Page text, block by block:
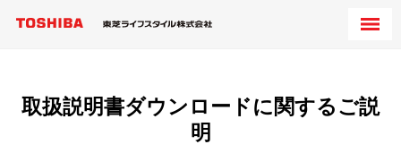
取扱説明書ダウンロードに関するご説
明